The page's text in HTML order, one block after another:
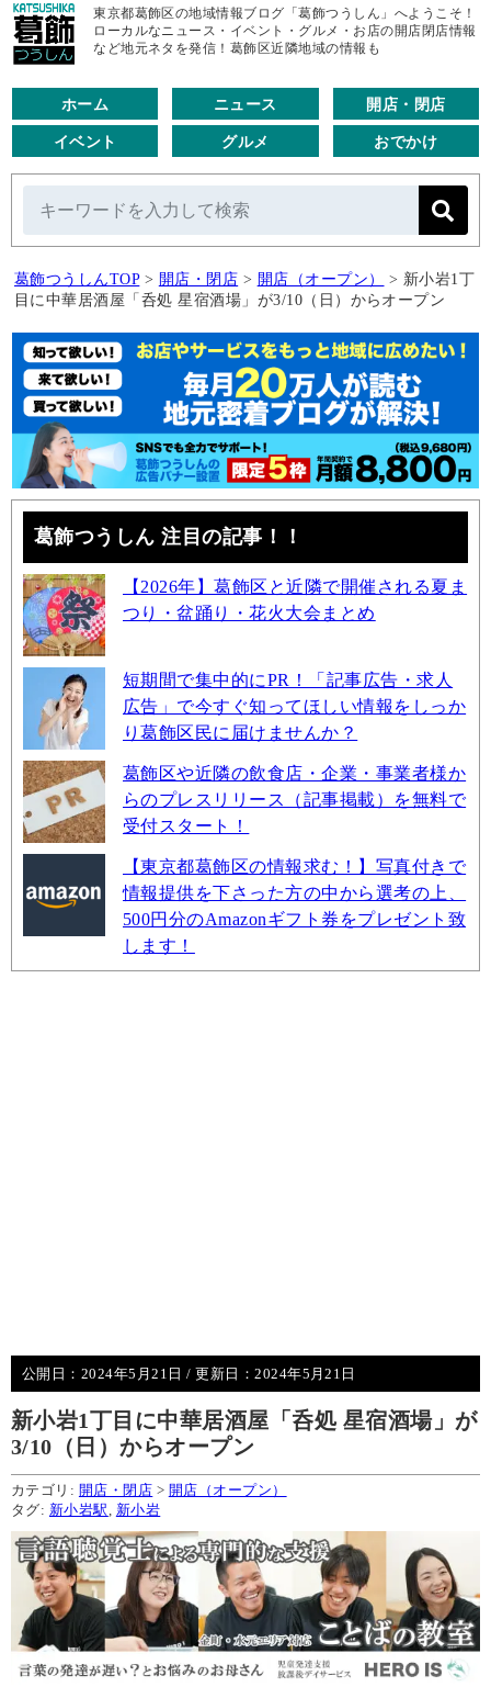
東京都葛飾区の地域情報ブログ「葛飾つうしん」へようこそ！
ローカルなニュース・イベント・グルメ・お店の開店閉店情報
など地元ネタを発信！葛飾区近隣地域の情報も
ホーム ニュース 開店・閉店
イベント グルメ おでかけ
葛飾つうしんTOP > 開店・閉店 > 開店（オープン） > 新小岩1丁
目に中華居酒屋「呑処 星宿酒場」が3/10（日）からオープン
葛飾つうしん 注目の記事！！
【2026年】葛飾区と近隣で開催される夏ま
つり・盆踊り・花火大会まとめ
短期間で集中的にPR！「記事広告・求人
広告」で今すぐ知ってほしい情報をしっか
り葛飾区民に届けませんか？
葛飾区や近隣の飲食店・企業・事業者様か
らのプレスリリース（記事掲載）を無料で
受付スタート！
【東京都葛飾区の情報求む！】写真付きで
情報提供を下さった方の中から選考の上、
500円分のAmazonギフト券をプレゼント致
します！
公開日： 2024年5月21日 / 更新日：2024年5月21日
新小岩1丁目に中華居酒屋「呑処 星宿酒場」が
3/10（日）からオープン
カテゴリ: 開店・閉店 > 開店（オープン）
タグ: 新小岩駅 新小岩